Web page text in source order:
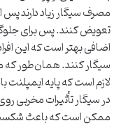
مصرف سیگار زیاد دارند
تعویض کنند. پس برای
اضافی بهتر است که این
سیگار کنند. همان‌طور که
لازم است که پایه
در سیگار تأثیرات مخربی
ممکن است که باعث شکست